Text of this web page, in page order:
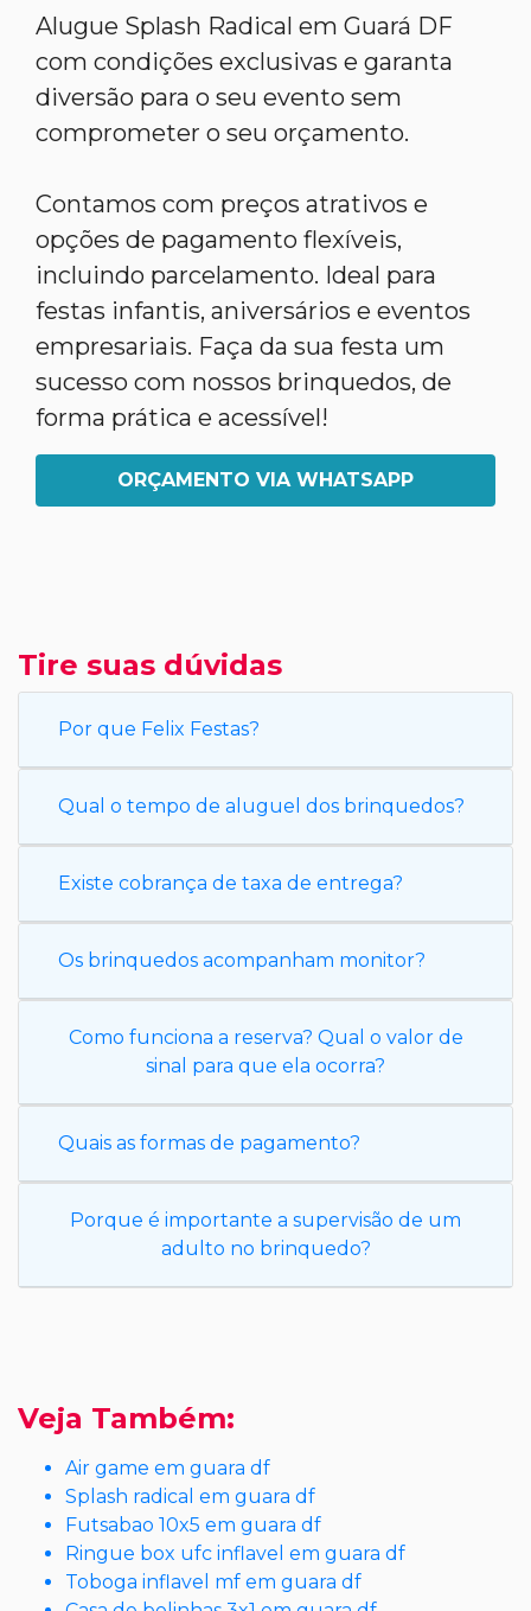
Alugue Splash Radical em Guará DF
com condições exclusivas e garanta
diversão para o seu evento sem
comprometer o seu orçamento.
Contamos com preços atrativos e
opções de pagamento flexíveis,
incluindo parcelamento. Ideal para
festas infantis, aniversários e eventos
empresariais. Faça da sua festa um
sucesso com nossos brinquedos, de
forma prática e acessível!
ORÇAMENTO VIA WHATSAPP
Tire suas dúvidas
Por que Felix Festas?
Qual o tempo de aluguel dos brinquedos?
Existe cobrança de taxa de entrega?
Os brinquedos acompanham monitor?
Como funciona a reserva? Qual o valor de
sinal para que ela ocorra?
Quais as formas de pagamento?
Porque é importante a supervisão de um
adulto no brinquedo?
Veja Também:
Air game em guara df
Splash radical em guara df
Futsabao 10x5 em guara df
Ringue box ufc inflavel em guara df
Toboga inflavel mf em guara df